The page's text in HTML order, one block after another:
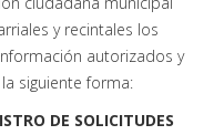
y recintales los
autorizados y
siguiente forma:
DE SOLICITUDES